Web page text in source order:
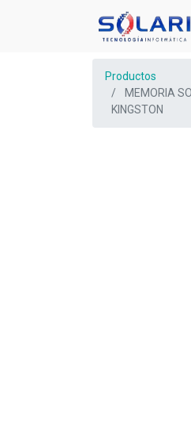
Productos
MEMORIA
KINGSTON